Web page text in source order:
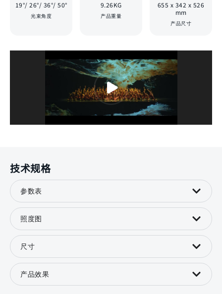
19°/ 26°/ 36°/ 50°
光束角度
9.26KG
产品重量
655 x 342 x 526
mm
产品尺寸
技术规格
参数表
照度图
尺寸
产品效果